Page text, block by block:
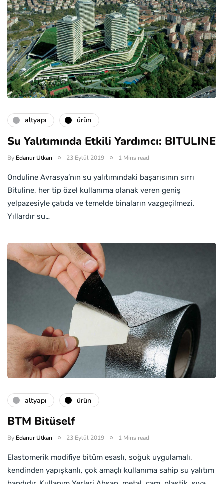
altyapı ürün
Su Yalıtımında Etkili Yardımcı: BITULINE
By Edanur Utkan 23 Eylül 2019 1 Mins read
Onduline Avrasya’nın su yalıtımındaki başarısının sırrı
Bituline, her tip özel kullanıma olanak veren geniş
yelpazesiyle çatıda ve temelde binaların vazgeçilmezi.
Yıllardır su…
altyapı ürün
BTM Bitüself
By Edanur Utkan 23 Eylül 2019 1 Mins read
Elastomerik modifiye bitüm esaslı, soğuk uygulamalı,
kendinden yapışkanlı, çok amaçlı kullanıma sahip su yalıtım